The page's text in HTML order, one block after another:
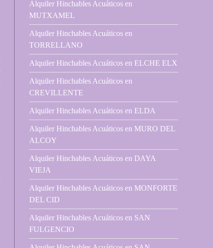
Alquiler Hinchables Acuáticos en
MUTXAMEL
Alquiler Hinchables Acuáticos en
TORRELLANO
Alquiler Hinchables Acuáticos en ELCHE ELX
Alquiler Hinchables Acuáticos en
CREVILLENTE
Alquiler Hinchables Acuáticos en ELDA
Alquiler Hinchables Acuáticos en MURO DEL
ALCOY
Alquiler Hinchables Acuáticos en DAYA
VIEJA
Alquiler Hinchables Acuáticos en MONFORTE
DEL CID
Alquiler Hinchables Acuáticos en SAN
FULGENCIO